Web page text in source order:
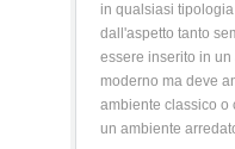
in qualsiasi
dall'aspetto tanto
essere inserito in
moderno ma deve
ambiente classico o
un ambiente